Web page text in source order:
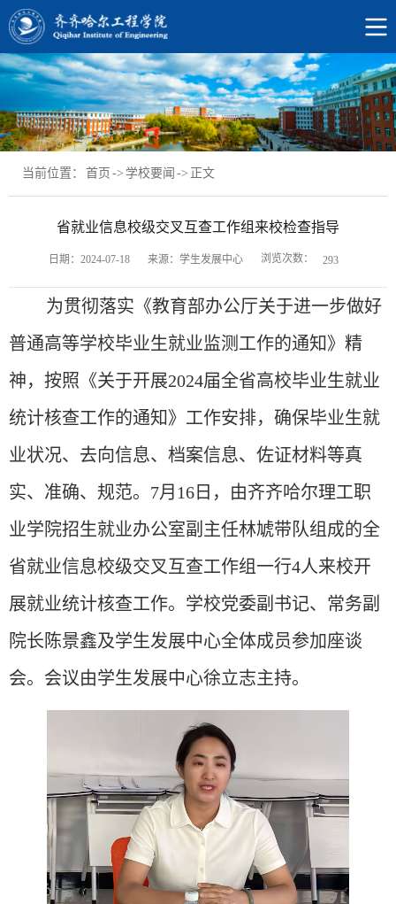
当前位置： 首页 -> 学校要闻 -> 正文
省就业信息校级交叉互查工作组来校检查指导
日期：2024-07-18 来源：学生发展中心 浏览次数： 293
为贯彻落实《教育部办公厅关于进一步做好
普通高等学校毕业生就业监测工作的通知》精
神，按照《关于开展2024届全省高校毕业生就业
统计核查工作的通知》工作安排，确保毕业生就
业状况、去向信息、档案信息、佐证材料等真
实、准确、规范。 7月 16 日，由齐齐哈尔理工职
业学院招生就业办公室副主任林虓带队组成的全
省就业信息校级交叉互查工作组一行4人来校开
展就业统计核查工作。 学校党委副 书记、 常务副
院长陈景鑫及学生发展中心全体成员参加座谈
会。会议由学生发展中心徐立志主持。